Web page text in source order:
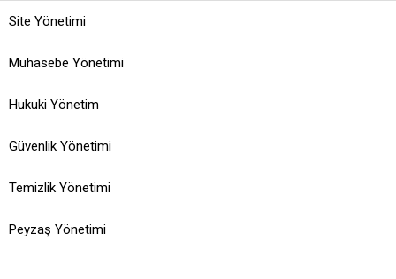
Site Yönetimi
Muhasebe Yönetimi
Hukuki Yönetim
Güvenlik Yönetimi
Temizlik Yönetimi
Peyzaş Yönetimi